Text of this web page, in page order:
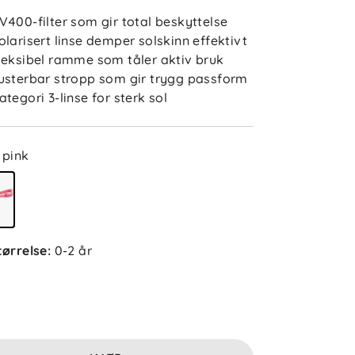
filter som gir total beskyttelse
linse demper solskinn effektivt
ramme som tåler aktiv bruk
stropp som gir trygg passform
3-linse for sterk sol
pink
: 0-2 år